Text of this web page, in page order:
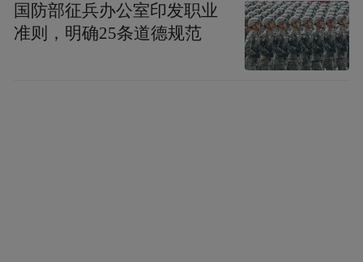
国防部征兵办公室印发职业
准则，明确25条道德规范